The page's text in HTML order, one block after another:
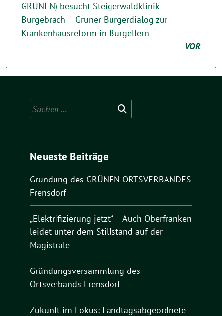
GRÜNEN) besucht Steigerwaldklinik
Burgebrach – Grüner Bürgerdialog zur
Krankenhausreform in Burgellern
VOR
Suchen
nach:
Neueste Beiträge
Gründung des GRÜNEN ORTSVERBANDES
Frensdorf
„Elektrifizierung jetzt“ – Auch Oberfranken
leidet unter dem Stillstand auf der
Magistrale
Gründungsversammlung des
Ortsverbands Frensdorf
Zukunft im Fokus: Landtagsabgeordnete